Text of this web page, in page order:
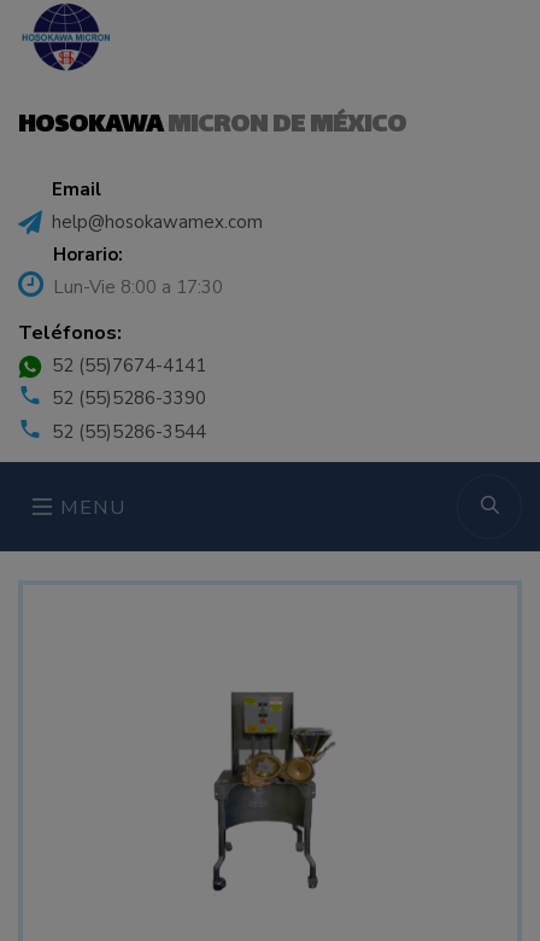
HOSOKAWAMICRON DE MÉXICO
Email
help@hosokawamex.com
Horario:
Lun-Vie 8:00 a 17:30
Teléfonos:
52 (55)7674-4141
52 (55)5286-3390
52 (55)5286-3544
MENU